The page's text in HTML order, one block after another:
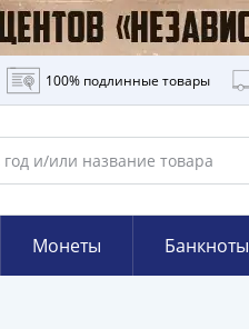
100% подлинные товары
Монеты Банкноты